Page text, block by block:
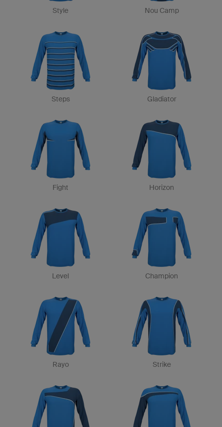
Style Nou Camp
Steps Gladiator
Fight Horizon
Level Champion
Rayo Strike